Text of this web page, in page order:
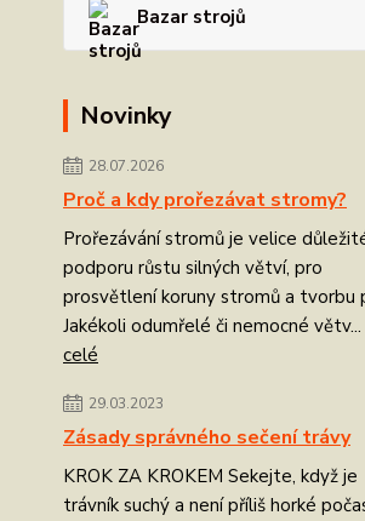
Bazar strojů
Novinky
28.07.2026
Proč a kdy prořezávat stromy?
Prořezávání stromů je velice
podporu růstu silných větví, pro
prosvětlení koruny stromů a tvorbu
Jakékoli odumřelé či nemocné větv...
celé
29.03.2023
Zásady správného sečení trávy
KROK ZA KROKEM Sekejte, když je
trávník suchý a není příliš horké